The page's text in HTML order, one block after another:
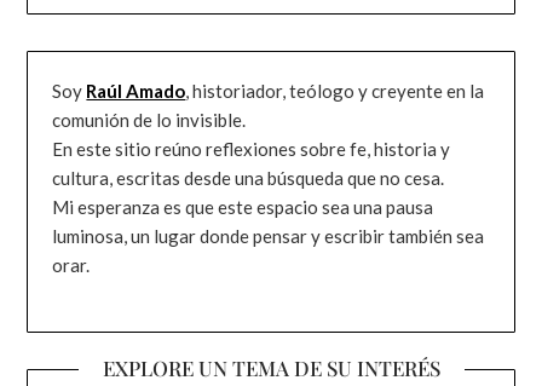
Soy Raúl Amado, historiador, teólogo y creyente en la
comunión de lo invisible.
En este sitio reúno reflexiones sobre fe, historia y
cultura, escritas desde una búsqueda que no cesa.
Mi esperanza es que este espacio sea una pausa
luminosa, un lugar donde pensar y escribir también sea
orar.
EXPLORE UN TEMA DE SU INTERÉS